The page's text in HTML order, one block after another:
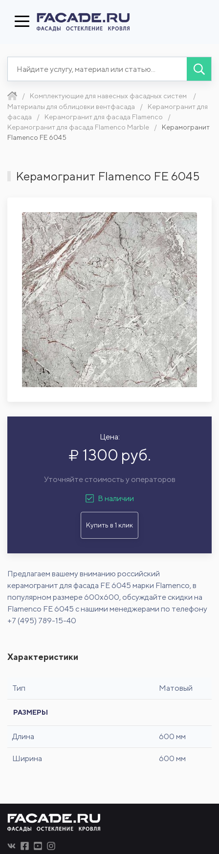
Комплектующие для навесных фасадных систем
Материалы для облицовки вентфасада
Керамогранит для
фасада
Керамогранит для фасада Flamenco
Керамогранит для фасада Flamenco Marble
Керамогранит
Flamenco FE 6045
Керамогранит Flamenco FE 6045
Цена:
1300 руб.
Уточняйте стоимость у операторов
В наличии
Купить в 1 клик
Предлагаем вашему вниманию российский
керамогранит для фасада FE 6045 марки Flamenco, в
популярном размере 600х600, обсуждайте скидки на
Flamenco FE 6045 с нашими менеджерами по телефону
+7 (495) 789-15-40
Характеристики
Тип Матовый
РАЗМЕРЫ
Длина 600 мм
Ширина 600 мм